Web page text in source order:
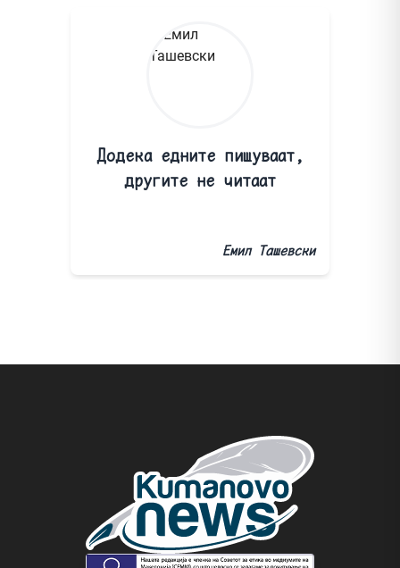
Додека едните пишуваат,
другите не читаат
Емил Ташевски